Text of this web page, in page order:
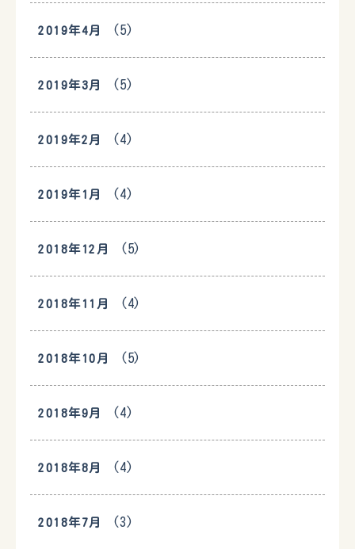
2019年4月 (5)
2019年3月 (5)
2019年2月 (4)
2019年1月 (4)
2018年12月 (5)
2018年11月 (4)
2018年10月 (5)
2018年9月 (4)
2018年8月 (4)
2018年7月 (3)